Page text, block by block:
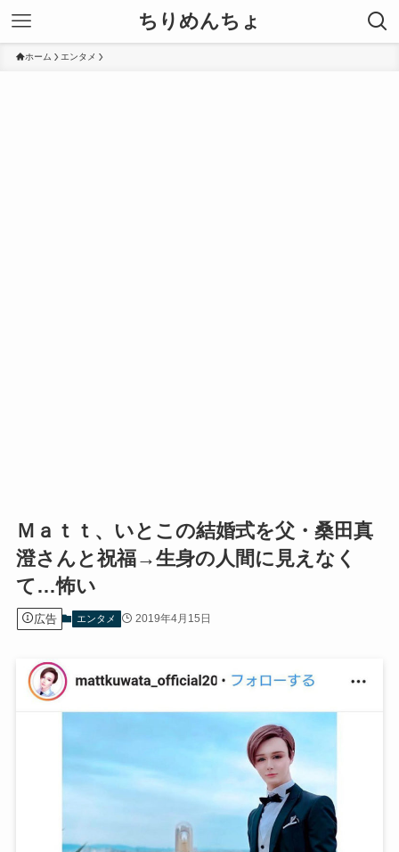
ちりめんちょ
ホーム エンタメ
Ｍａｔｔ、いとこの結婚式を父・桑田真
澄さんと祝福→生身の人間に見えなく
て…怖い
広告 エンタメ 2019年4月15日